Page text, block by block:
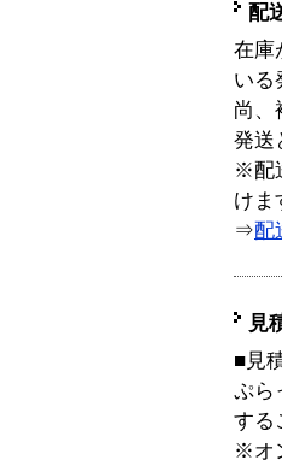
配
在庫
いる
尚、
発送
※配
けま
⇒配
見
■見
ぷら
する
※オ